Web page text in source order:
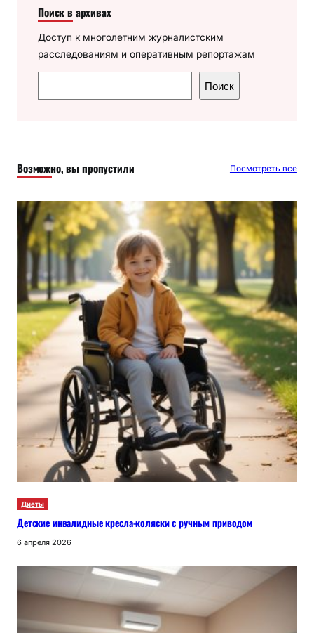
Поиск в архивах
Доступ к многолетним журналистским
расследованиям и оперативным репортажам
о
Поиск
Возможно, вы пропустили Посмотреть все
Диеты
Детские инвалидные кресла-коляски с ручным приводом
6 апреля 2026